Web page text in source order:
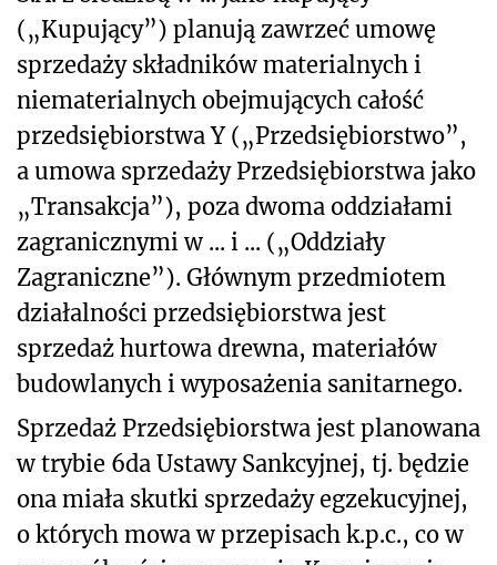
(„Kupujący”) planują zawrzeć umowę
sprzedaży składników materialnych i
niematerialnych obejmujących całość
przedsiębiorstwa Y („Przedsiębiorstwo”,
a umowa sprzedaży Przedsiębiorstwa jako
„Transakcja”), poza dwoma oddziałami
zagranicznymi w ... i ... („Oddziały
Zagraniczne”). Głównym przedmiotem
działalności przedsiębiorstwa jest
sprzedaż hurtowa drewna, materiałów
budowlanych i wyposażenia sanitarnego.
Sprzedaż Przedsiębiorstwa jest planowana
w trybie 6da Ustawy Sankcyjnej, tj. będzie
ona miała skutki sprzedaży egzekucyjnej,
o których mowa w przepisach k.p.c., co w